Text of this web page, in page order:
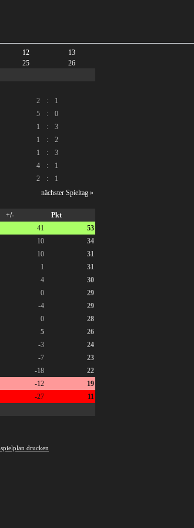
12
13
25
26
2 :
1
5 :
0
1 :
3
1 :
2
1 :
3
4 :
1
2 :
1
nächster Spieltag »
+/-
Pkt
41
53
10
34
10
31
1
31
4
30
0
29
-4
29
0
28
5
26
-3
24
-7
23
-18
22
-12
19
-27 11
drucken